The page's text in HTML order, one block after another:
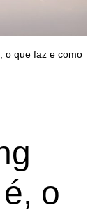
o que faz e como
o